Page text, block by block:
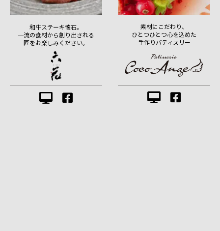
和牛ステーキ懐石。
一流の食材から創り出される
匠をお楽しみください。
素材にこだわり、
ひとつひとつ心を込めた
手作りパティスリー